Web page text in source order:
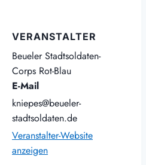
VERANSTALTER
Beueler Stadtsoldaten-
Corps Rot-Blau
E-Mail
kniepes@beueler-
stadtsoldaten.de
Veranstalter-Website
anzeigen